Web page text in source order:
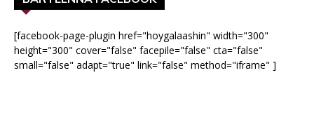
[facebook-page-plugin href="hoygalaashin" width="300"
height="300" cover="false" facepile="false" cta="false"
small="false" adapt="true" link="false" method="iframe" ]